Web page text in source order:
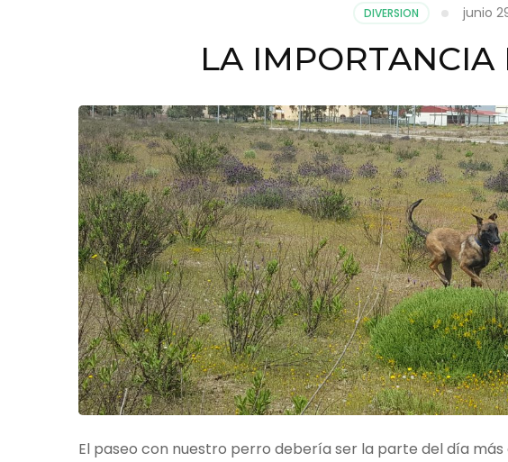
DIVERSION junio
LA IMPORTANCIA
El paseo con nuestro perro debería ser la parte del día